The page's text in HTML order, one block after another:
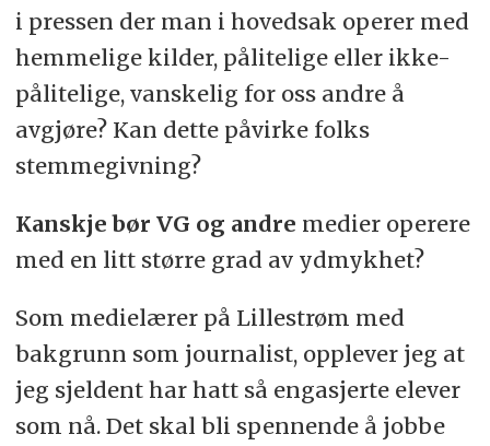
i pressen der man i hovedsak operer med
hemmelige kilder, pålitelige eller ikke-
pålitelige, vanskelig for oss andre å
avgjøre? Kan dette påvirke folks
stemmegivning?
Kanskje bør VG og andre medier operere
med en litt større grad av ydmykhet?
Som medielærer på Lillestrøm med
bakgrunn som journalist, opplever jeg at
jeg sjeldent har hatt så engasjerte elever
som nå. Det skal bli spennende å jobbe